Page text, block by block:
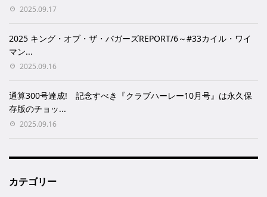
2025.09.17
2025 キング・オブ・ザ・バガーズREPORT/6～#33カイル・ワイ
マン...
2025.09.16
通算300号達成! 記念すべき『クラブハーレー10月号』は永久保
存版のチョッ...
2025.09.16
カテゴリー